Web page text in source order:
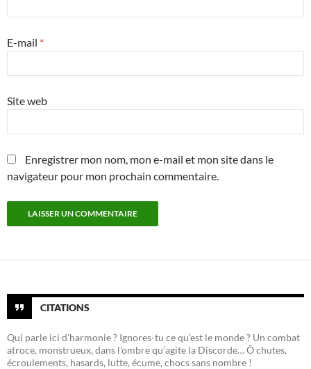
E-mail *
Site web
Enregistrer mon nom, mon e-mail et mon site dans le
navigateur pour mon prochain commentaire.
CITATIONS
Qui parle ici d’harmonie ? Ignores-tu ce qu’est le monde ? Un combat
atroce, monstrueux, dans l’ombre qu’agite la Discorde… Ô chutes,
écroulements, hasards, lutte, écume, chocs sans nombre !